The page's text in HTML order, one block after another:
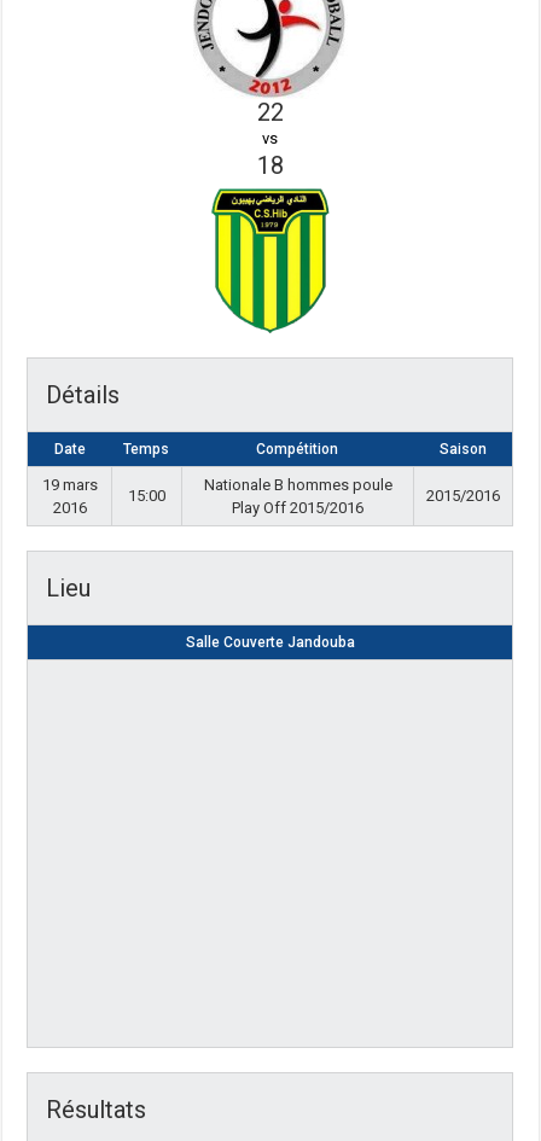
22
vs
18
Détails
Date Temps Compétition Saison
19 mars
2016
15:00
Nationale B hommes poule
Play Off 2015/2016
2015/2016
Lieu
Salle Couverte Jandouba
Résultats